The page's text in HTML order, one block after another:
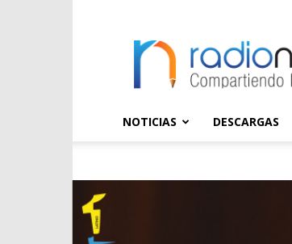
NOTICIAS DESCARGAS